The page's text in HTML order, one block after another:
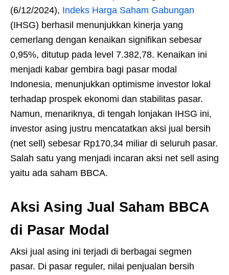
(6/12/2024), Indeks Harga Saham Gabungan
(IHSG) berhasil menunjukkan kinerja yang
cemerlang dengan kenaikan signifikan sebesar
0,95%, ditutup pada level 7.382,78. Kenaikan ini
menjadi kabar gembira bagi pasar modal
Indonesia, menunjukkan optimisme investor lokal
terhadap prospek ekonomi dan stabilitas pasar.
Namun, menariknya, di tengah lonjakan IHSG ini,
investor asing justru mencatatkan aksi jual bersih
(net sell) sebesar Rp170,34 miliar di seluruh pasar.
Salah satu yang menjadi incaran aksi net sell asing
yaitu ada saham BBCA.
Aksi Asing Jual Saham BBCA
di Pasar Modal
Aksi jual asing ini terjadi di berbagai segmen
pasar. Di pasar reguler, nilai penjualan bersih